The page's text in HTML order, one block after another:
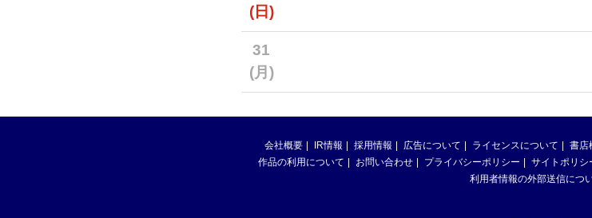
(日)
31
(月)
会社概要 IR情報 採用情報 広告について ライセンスについて 書店
作品の利用について
お問い合わせ プライバシーポリシー サイトポリシ
利用者情報の外部送信につ